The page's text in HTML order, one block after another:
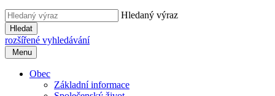
Hledaný výraz
Hledat
rozšířené vyhledávání
Menu
Obec
Základní informace